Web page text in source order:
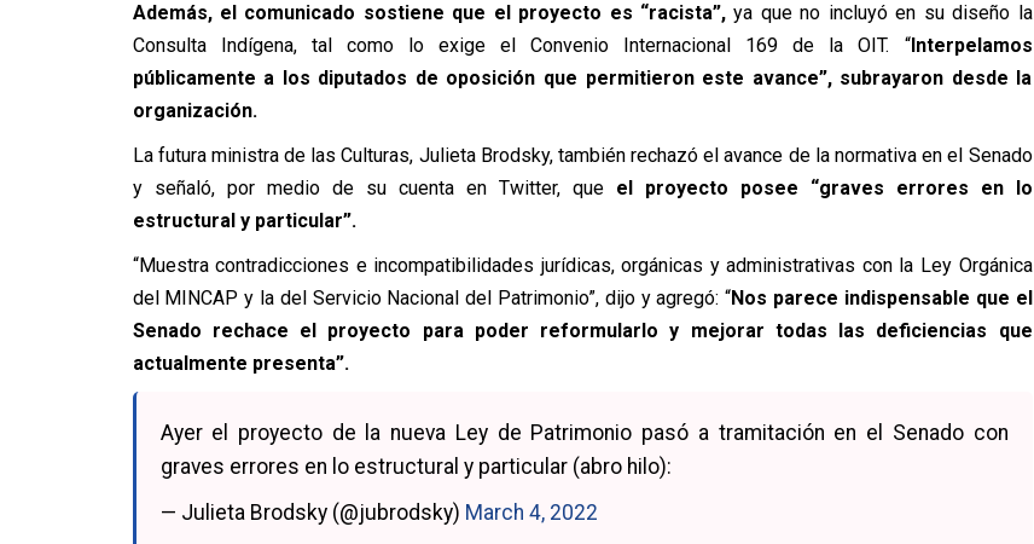
Además, el comunicado sostiene que el proyecto es “racista”, ya que no incluyó en su diseño la
Consulta Indígena, tal como lo exige el Convenio Internacional 169 de la OIT. “Interpelamos
públicamente a los diputados de oposición que permitieron este avance”, subrayaron desde la
organización.
La futura ministra de las Culturas, Julieta Brodsky, también rechazó el avance de la normativa en el Senado
y señaló, por medio de su cuenta en Twitter, que el proyecto posee “graves errores en lo
estructural y particular”.
“Muestra contradicciones e incompatibilidades jurídicas, orgánicas y administrativas con la Ley Orgánica
del MINCAP y la del Servicio Nacional del Patrimonio”, dijo y agregó: “Nos parece indispensable que el
Senado rechace el proyecto para poder reformularlo y mejorar todas las deficiencias que
actualmente presenta”.
Ayer el proyecto de la nueva Ley de Patrimonio pasó a tramitación en el Senado con
graves errores en lo estructural y particular (abro hilo):
— Julieta Brodsky (@jubrodsky) March 4, 2022